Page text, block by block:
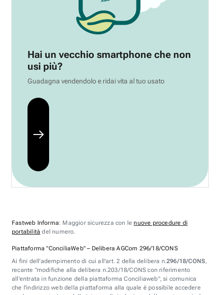
Hai un vecchio smartphone che non
usi più?
Guadagna vendendolo e ridai vita al tuo usato
Fastweb Informa: Maggior sicurezza con lenuove procedure di
portabilità del numero.
Piattaforma "ConciliaWeb" – Delibera AGCom 296/18/CONS
Ai fini dell'adempimento di cui all'art. 2 della delibera n.296/18/CONS,
recante "modifiche alla delibera n.203/18/CONS con riferimento
all'entrata in funzione della piattaforma Conciliaweb", si comunica
che l'indirizzo web della piattaforma alla quale è possibile accedere